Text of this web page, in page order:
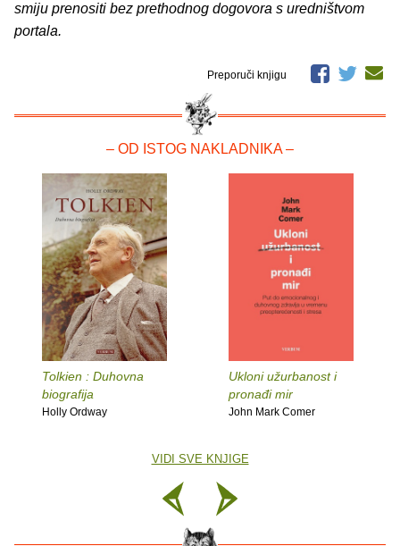
smiju prenositi bez prethodnog dogovora s uredništvom
portala.
Preporuči knjigu
– OD ISTOG NAKLADNIKA –
Tolkien : Duhovna
biografija
Holly Ordway
Ukloni užurbanost i
pronađi mir
John Mark Comer
VIDI SVE KNJIGE